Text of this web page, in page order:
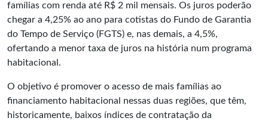
famílias com renda até R$ 2 mil mensais. Os juros poderão
chegar a 4,25% ao ano para cotistas do Fundo de Garantia
do Tempo de Serviço (FGTS) e, nas demais, a 4,5%,
ofertando a menor taxa de juros na história num programa
habitacional.
O objetivo é promover o acesso de mais famílias ao
financiamento habitacional nessas duas regiões, que têm,
historicamente, baixos índices de contratação da